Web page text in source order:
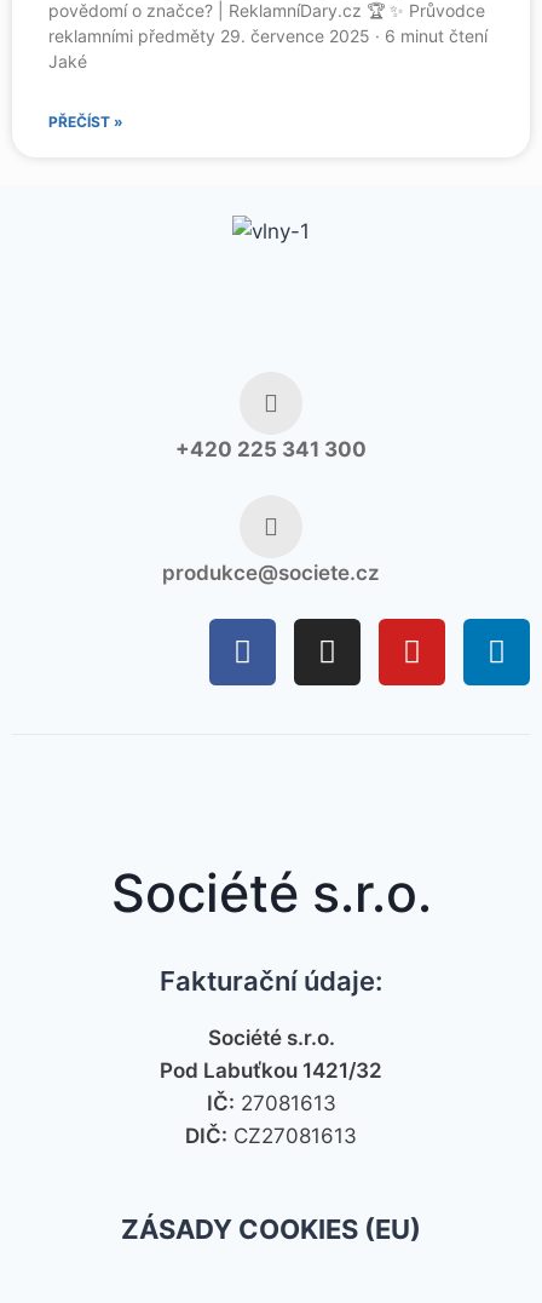
povědomí o značce? | ReklamníDary.cz 🏆 ✨ Průvodce
reklamními předměty 29. července 2025 · 6 minut čtení
Jaké
PŘEČÍST »
+420 225 341 300
produkce@societe.cz
Société s.r.o.
Fakturační údaje:
Société s.r.o.
Pod Labuťkou 1421/32
IČ: 27081613
DIČ: CZ27081613
ZÁSADY COOKIES (EU)